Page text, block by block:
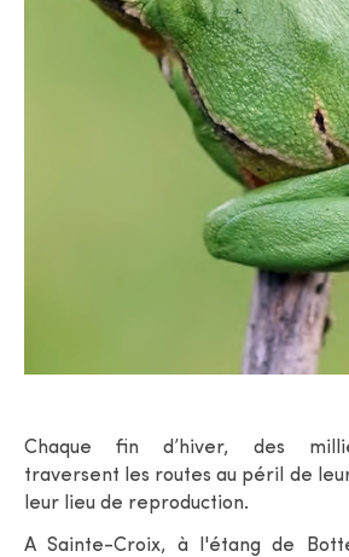
Chaque fin d’hiver, des
traversent les routes au péril de
leur lieu de reproduction.
A Sainte-Croix, à l'étang de